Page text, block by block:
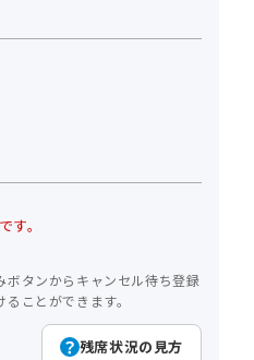
す。
ボタンからキャンセル待ち登録
ることができます。
残席状況の見方